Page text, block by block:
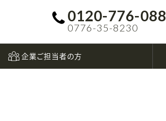
0120-776-088
0776-35-8230
企業ご担当者の方